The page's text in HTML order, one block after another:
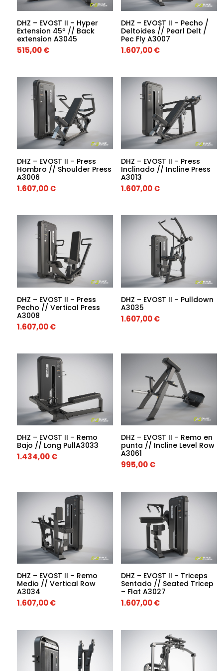
DHZ – EVOST II – Hyper
Extension 45º // Back
extension A3045
515,00€
DHZ – EVOST II – Pecho /
Deltoides // Pearl Delt /
Pec Fly A3007
1.607,00€
DHZ – EVOST II – Press
Hombro // Shoulder Press
A3006
1.607,00€
DHZ – EVOST II – Press
Inclinado // Incline Press
A3013
1.607,00€
DHZ – EVOST II – Press
Pecho // Vertical Press
A3008
1.607,00€
DHZ – EVOST II – Pulldown
A3035
1.607,00€
DHZ – EVOST II – Remo
Bajo // Long PullA3033
1.434,00€
DHZ – EVOST II – Remo en
punta // Incline Level Row
A3061
995,00€
DHZ – EVOST II – Remo
Medio // Vertical Row
A3034
1.607,00€
DHZ – EVOST II – Triceps
Sentado // Seated Tricep
– Flat A3027
1.607,00€